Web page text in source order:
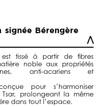
Bérengère
tissé à partir defibres
noble aux propriétés
anti-acariens et
pour s’harmoniser
, prolongeant la même
dans tout l’espace.